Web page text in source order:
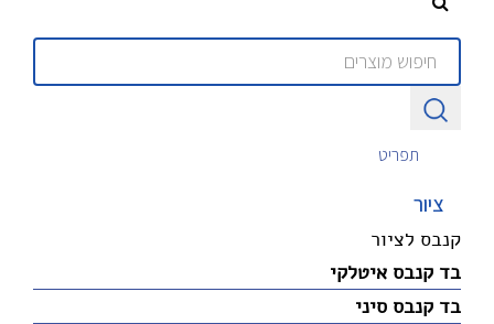
תפריט
ציור
קנבס לציור
בד קנבס איטלקי
בד קנבס סיני